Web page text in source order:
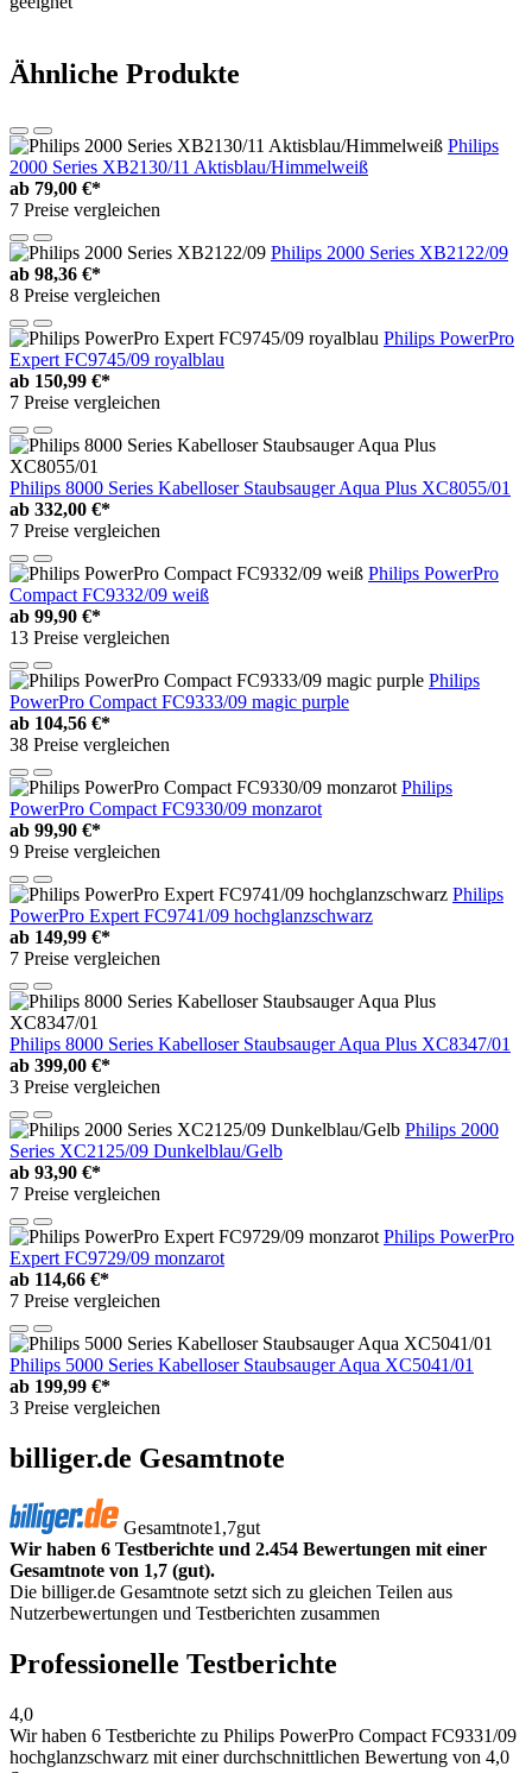
Ähnliche Produkte
Philips
2000 Series XB2130/11 Aktisblau/Himmelweiß
ab 79,00 €*
7 Preise vergleichen
Philips 2000 Series XB2122/09
ab 98,36 €*
8 Preise vergleichen
Philips PowerPro
Expert FC9745/09 royalblau
ab 150,99 €*
7 Preise vergleichen
Philips 8000 Series Kabelloser Staubsauger Aqua Plus XC8055/01
ab 332,00 €*
7 Preise vergleichen
Philips PowerPro
Compact FC9332/09 weiß
ab 99,90 €*
13 Preise vergleichen
Philips
PowerPro Compact FC9333/09 magic purple
ab 104,56 €*
38 Preise vergleichen
Philips
PowerPro Compact FC9330/09 monzarot
ab 99,90 €*
9 Preise vergleichen
Philips
PowerPro Expert FC9741/09 hochglanzschwarz
ab 149,99 €*
7 Preise vergleichen
Philips 8000 Series Kabelloser Staubsauger Aqua Plus XC8347/01
ab 399,00 €*
3 Preise vergleichen
Philips 2000
Series XC2125/09 Dunkelblau/Gelb
ab 93,90 €*
7 Preise vergleichen
Philips PowerPro
Expert FC9729/09 monzarot
ab 114,66 €*
7 Preise vergleichen
Philips 5000 Series Kabelloser Staubsauger Aqua XC5041/01
ab 199,99 €*
3 Preise vergleichen
billiger.de Gesamtnote
Gesamtnote1,7gut
Wir haben 6 Testberichte und 2.454 Bewertungen mit einer
Gesamtnote von 1,7 (gut).
Die billiger.de Gesamtnote setzt sich zu gleichen Teilen aus
Nutzerbewertungen und Testberichten zusammen
Professionelle Testberichte
4,0
Wir haben 6 Testberichte zu Philips PowerPro Compact FC9331/09
hochglanzschwarz mit einer durchschnittlichen Bewertung von 4,0